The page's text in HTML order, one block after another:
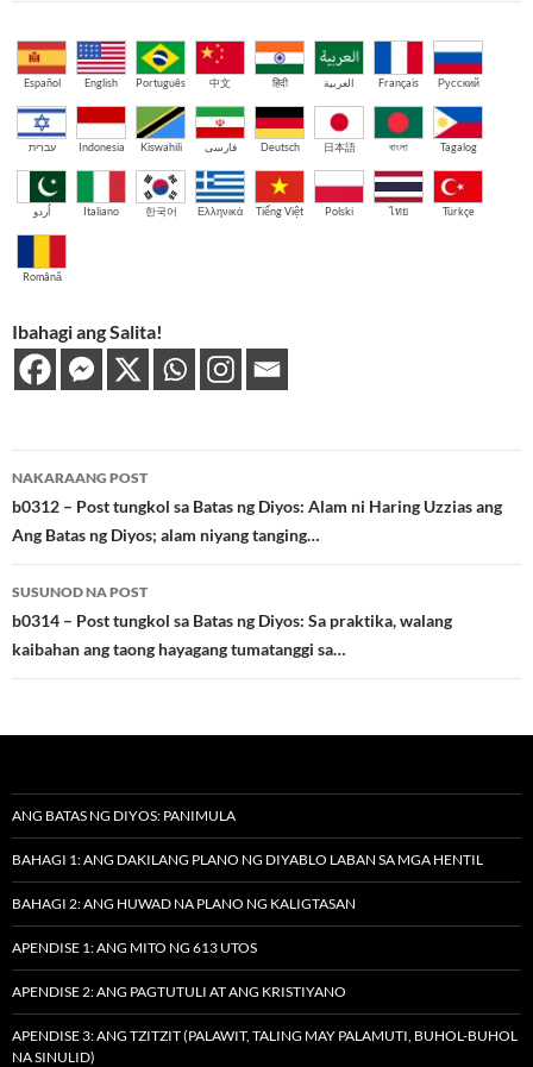
Español English Português 中文 हिंदी العربية Français Русский
עברית Indonesia Kiswahili فارسی Deutsch 日本語 বাংলা Tagalog
اُردو Italiano 한국어 Ελληνικά Tiếng Việt Polski ไทย Türkçe
Română
Ibahagi ang Salita!
Post
navigation
NAKARAANG POST
b0312 – Post tungkol sa Batas ng Diyos: Alam ni Haring Uzzias ang
Ang Batas ng Diyos; alam niyang tanging…
SUSUNOD NA POST
b0314 – Post tungkol sa Batas ng Diyos: Sa praktika, walang
kaibahan ang taong hayagang tumatanggi sa…
ANG BATAS NG DIYOS: PANIMULA
BAHAGI 1: ANG DAKILANG PLANO NG DIYABLO LABAN SA MGA HENTIL
BAHAGI 2: ANG HUWAD NA PLANO NG KALIGTASAN
APENDISE 1: ANG MITO NG 613 UTOS
APENDISE 2: ANG PAGTUTULI AT ANG KRISTIYANO
APENDISE 3: ANG TZITZIT (PALAWIT, TALING MAY PALAMUTI, BUHOL-BUHOL
NA SINULID)